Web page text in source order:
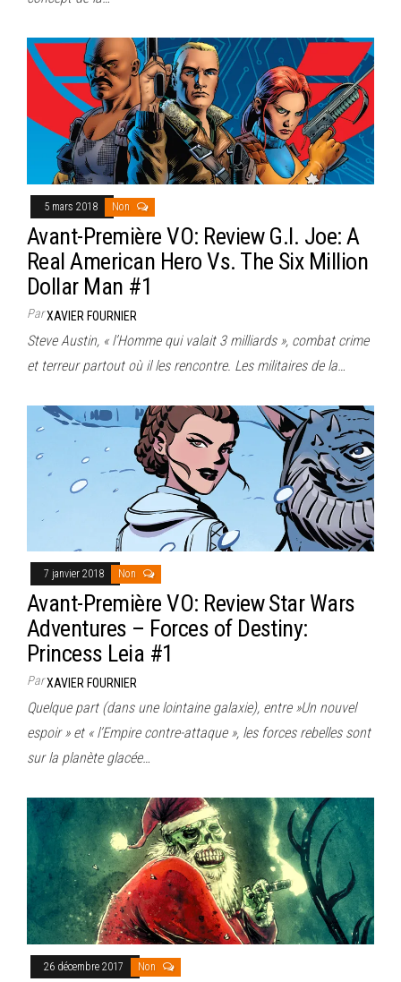
5 mars 2018 Non
Avant-Première VO: Review G.I. Joe: A
Real American Hero Vs. The Six Million
Dollar Man #1
ParXAVIER FOURNIER
Steve Austin, « l’Homme qui valait 3 milliards », combat crime
et terreur partout où il les rencontre. Les militaires de la…
7 janvier 2018 Non
Avant-Première VO: Review Star Wars
Adventures – Forces of Destiny:
Princess Leia #1
ParXAVIER FOURNIER
Quelque part (dans une lointaine galaxie), entre »Un nouvel
espoir » et « l’Empire contre-attaque », les forces rebelles sont
sur la planète glacée…
26 décembre 2017 Non